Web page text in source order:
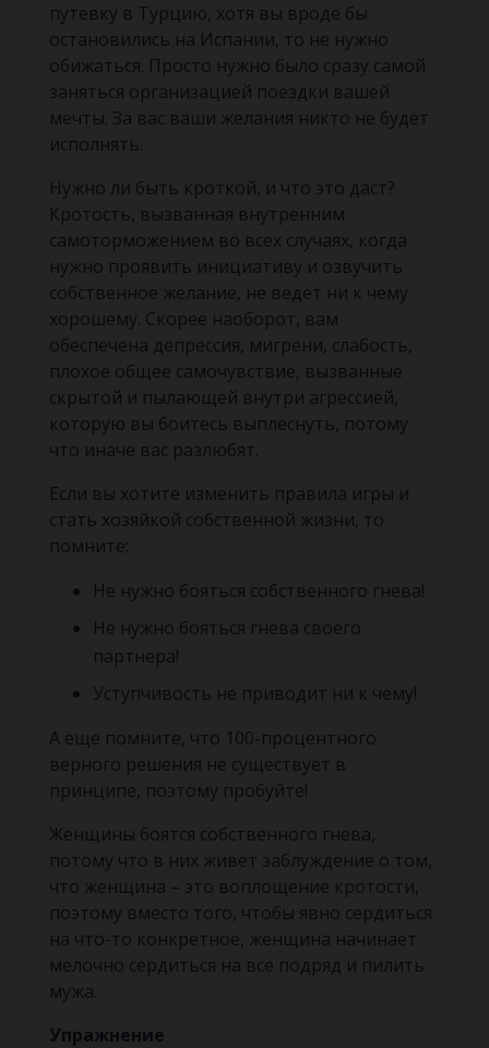
путевку в Турцию, хотя вы вроде бы
остановились на Испании, то не нужно
обижаться. Просто нужно было сразу самой
заняться организацией поездки вашей
мечты. За вас ваши желания никто не будет
исполнять.
Нужно ли быть кроткой, и что это даст?
Кротость, вызванная внутренним
самоторможением во всех случаях, когда
нужно проявить инициативу и озвучить
собственное желание, не ведет ни к чему
хорошему. Скорее наоборот, вам
обеспечена депрессия, мигрени, слабость,
плохое общее самочувствие, вызванные
скрытой и пылающей внутри агрессией,
которую вы боитесь выплеснуть, потому
что иначе вас разлюбят.
Если вы хотите изменить правила игры и
стать хозяйкой собственной жизни, то
помните:
Не нужно бояться собственного гнева!
Не нужно бояться гнева своего
партнера!
Уступчивость не приводит ни к чему!
А еще помните, что 100-процентного
верного решения не существует в
принципе, поэтому пробуйте!
Женщины боятся собственного гнева,
потому что в них живет заблуждение о том,
что женщина – это воплощение кротости,
поэтому вместо того, чтобы явно сердиться
на что-то конкретное, женщина начинает
мелочно сердиться на все подряд и пилить
мужа.
Упражнение